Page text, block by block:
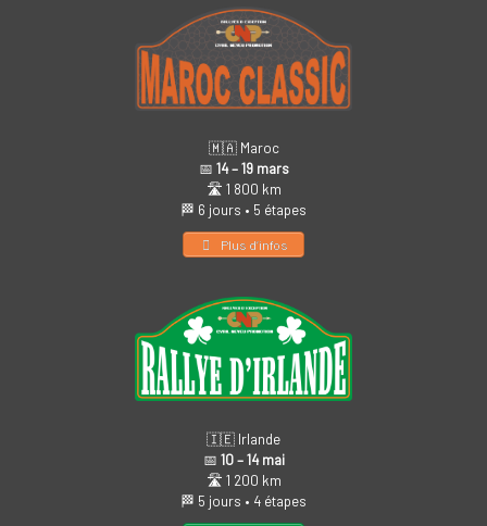
🇲🇦 Maroc
📅 14 – 19 mars
🛣️ 1 800 km
🏁 6 jours • 5 étapes
Plus d’infos
🇮🇪 Irlande
📅 10 – 14 mai
🛣️ 1 200 km
🏁 5 jours • 4 étapes